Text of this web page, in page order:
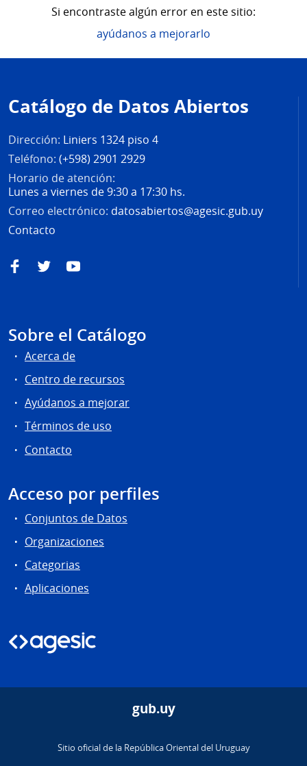
Si encontraste algún error en este sitio:
ayúdanos a mejorarlo
de
página
Catálogo de Datos Abiertos
Dirección: Liniers 1324 piso 4
Teléfono: (+598) 2901 2929
Horario de atención:
Lunes a viernes de 9:30 a 17:30 hs.
Correo electrónico: datosabiertos@agesic.gub.uy
Contacto
FacebookTwitterYouTube
Sobre el Catálogo
Acerca de
Centro de recursos
Ayúdanos a mejorar
Términos de uso
Contacto
Acceso por perfiles
Conjuntos de Datos
Organizaciones
Categorias
Aplicaciones
gub.uy
Sitio oficial de la República Oriental del Uruguay